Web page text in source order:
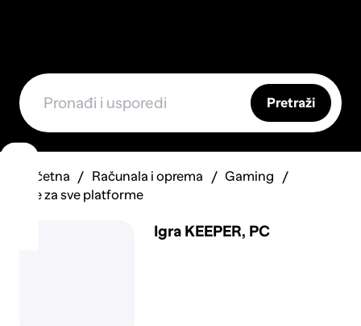
Pretraži
Početna Računala i oprema
Gaming
Igre za sve platforme
Igra KEEPER, PC